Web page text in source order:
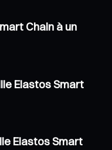
Chain à un
Elastos Smart
Elastos Smart